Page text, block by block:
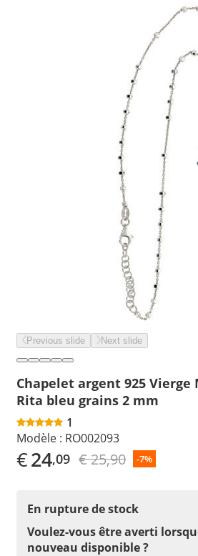
Previous slide Next slide
Chapelet argent 925
Rita bleu grains 2 mm
1
Modèle : RO002093
€24,09 € 25,90 -7%
En rupture de stock
Voulez-vous être averti
nouveau disponible ?